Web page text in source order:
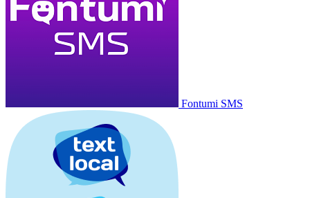
Fontumi SMS